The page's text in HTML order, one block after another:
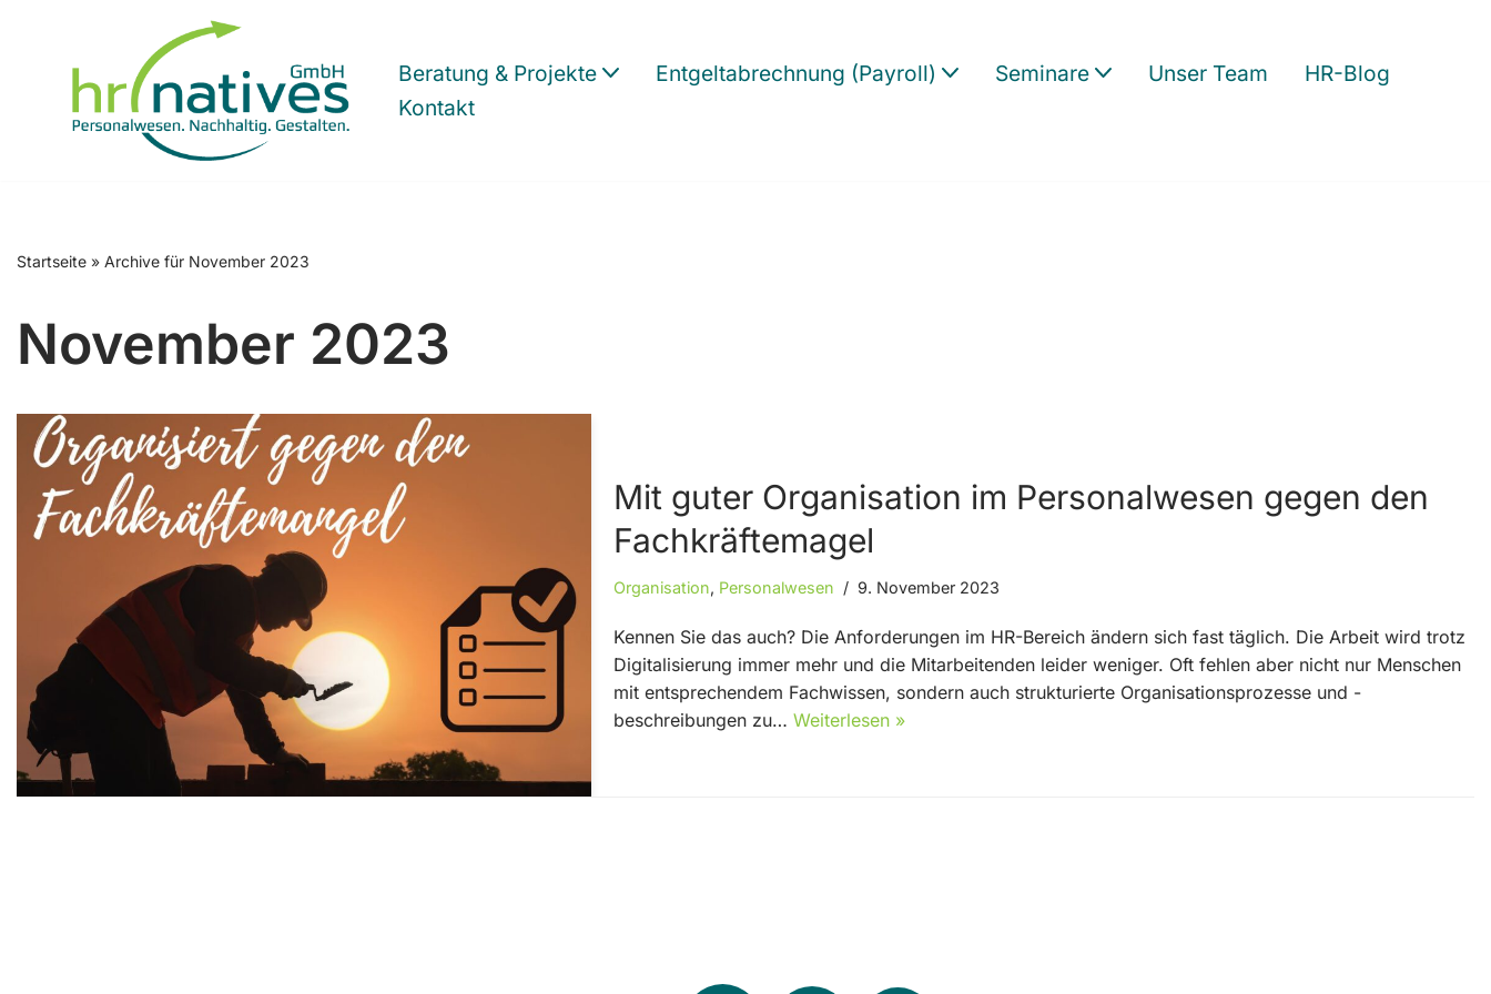
springen
Beratung & Projekte Entgeltabrechnung (Payroll) Seminare Unser Team
HR-Blog
Kontakt
Startseite » Archive für November 2023
November 2023
Mit guter Organisation im Personalwesen gegen den
Fachkräftemagel
Organisation, Personalwesen 9. November 2023
Kennen Sie das auch? Die Anforderungen im HR-Bereich ändern sich fast täglich. Die Arbeit wird trotz
Digitalisierung immer mehr und die Mitarbeitenden leider weniger. Oft fehlen aber nicht nur Menschen
mit entsprechendem Fachwissen, sondern auch strukturierte Organisationsprozesse und -
beschreibungen zu… Weiterlesen »